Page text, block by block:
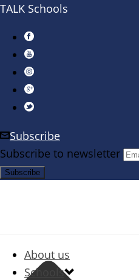
TALK Schools
Subscribe
Subscribe to newsletter
About us
Schools